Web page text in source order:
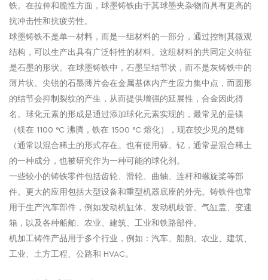
铁。在拉伸和脆性方面，球墨铸铁由于其球墨夹杂物而具有更高的
抗冲击性和抗疲劳性。
球墨铸铁不是单一材料，而是一组材料的一部分，通过控制其微观
结构，可以生产出具有广泛特性的材料。这组材料的共同定义特征
是石墨的形状。在球墨铸铁中，石墨呈结节状，而不是灰铸铁中的
薄片状。尖锐的石墨薄片会在金属基体内产生应力集中点，而圆形
的结节会抑制裂纹的产生，从而提供增强的延展性，合金因此得
名。球化元素的形成是通过添加球化元素实现的，最常见的是镁
（镁在 1100 °C 沸腾，铁在 1500 °C 熔化），现在较少见的是铈
（通常以混合稀土的形式存在。也有使用碲。钇，通常是混合稀土
的一种成分，也被研究作为一种可能的球化剂。
一些较小的铸铁零件包括齿轮、滑轮、曲轴、连杆和螺旋桨等部
件。更大的应用包括大型设备和重型机器底座的外壳。铸铁件也常
用于生产汽车部件，例如发动机缸体、发动机歧管、气缸盖、变速
箱，以及各种船舶、农业、建筑、工业和铁路部件。
机加工铸件产品用于多个行业，例如：汽车、船舶、农业、建筑、
工业、土方工程、公路和 HVAC。